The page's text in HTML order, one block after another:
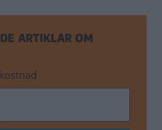
ARTIKLAR OM